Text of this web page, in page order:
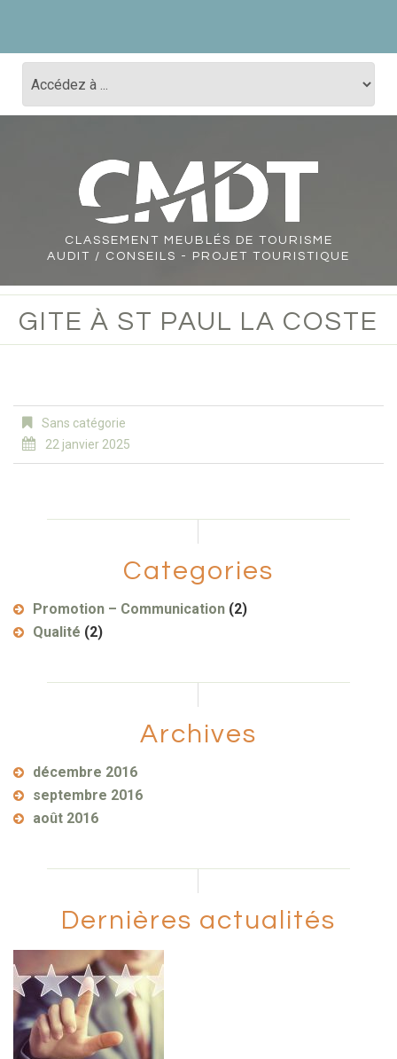
CLASSEMENT
MEUBLÉS DE TOURISME
AUDIT / CONSEILS - PROJET TOURISTIQUE
GITE À ST PAUL LA COSTE
Sans catégorie
22 janvier 2025
Categories
Promotion – Communication (2)
Qualité (2)
Archives
décembre 2016
septembre 2016
août 2016
Dernières actualités